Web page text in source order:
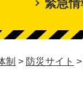
緊急情
制 > 防災サイト >